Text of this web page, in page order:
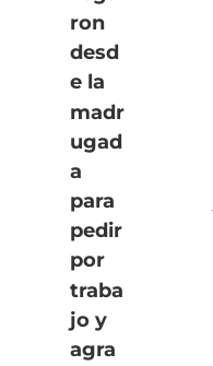
ron
desd
e la
madr
ugad
a
para
pedir
por
traba
jo y
agra